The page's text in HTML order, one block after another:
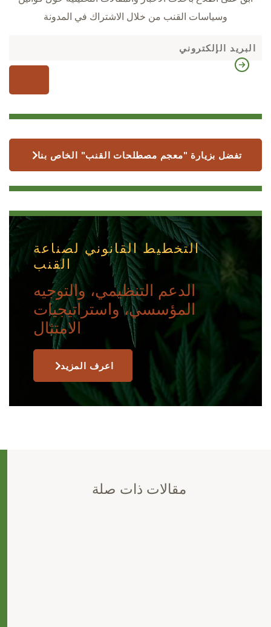
وسياسات القنب من خلال الاشتراك في المدونة
تفضل بزيارة "معجم مصطلحات القنب" الخاص بنا
التخطيط القانوني لصناعة
القنب
الدعم التنظيمي، والتوجيه
المؤسسي، واستراتيجيات
الامتثال
اعرف المزيد
مقالات ذات صلة